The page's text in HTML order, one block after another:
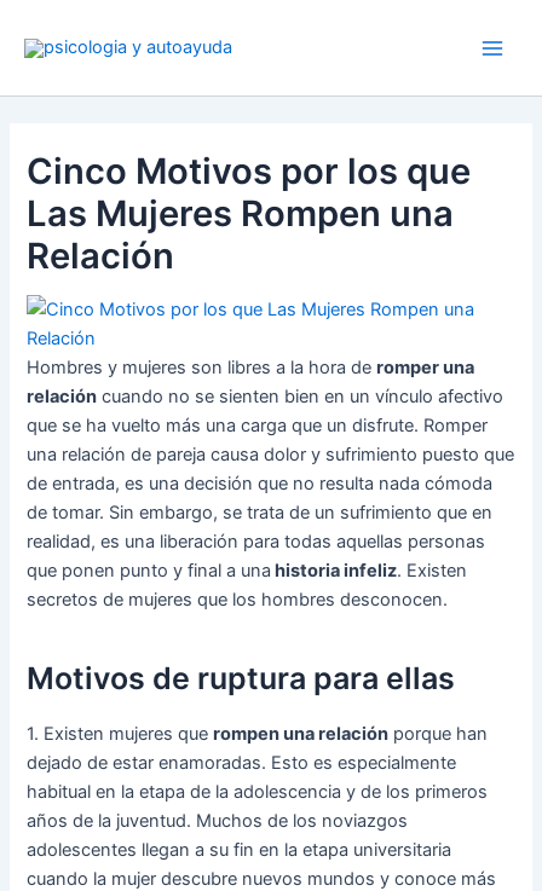
Cinco Motivos por los que
Las Mujeres Rompen una
Relación
Hombres y mujeres son libres a la hora deromper una
relación cuando no se sienten bien en un vínculo afectivo
que se ha vuelto más una carga que un disfrute. Romper
una relación de pareja causa dolor y sufrimiento puesto que
de entrada, es una decisión que no resulta nada cómoda
de tomar. Sin embargo, se trata de un sufrimiento que en
realidad, es una liberación para todas aquellas personas
que ponen punto y final a una historia infeliz. Existen
secretos de mujeres que los hombres desconocen.
Motivos de ruptura para ellas
1. Existen mujeres querompen una relación porque han
dejado de estar enamoradas. Esto es especialmente
habitual en la etapa de la adolescencia y de los primeros
años de la juventud. Muchos de los noviazgos
adolescentes llegan a su fin en la etapa universitaria
cuando la mujer descubre nuevos mundos y conoce más